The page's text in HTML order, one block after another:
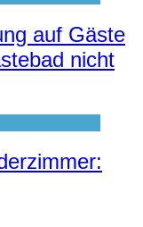
auf Gäste
nicht